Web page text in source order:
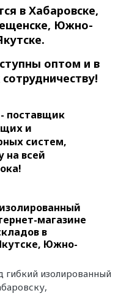
в Хабаровске,
Южно-
оптом и в
и
систем,
на всей
магазине
в
Южно-
гибкий изолированный